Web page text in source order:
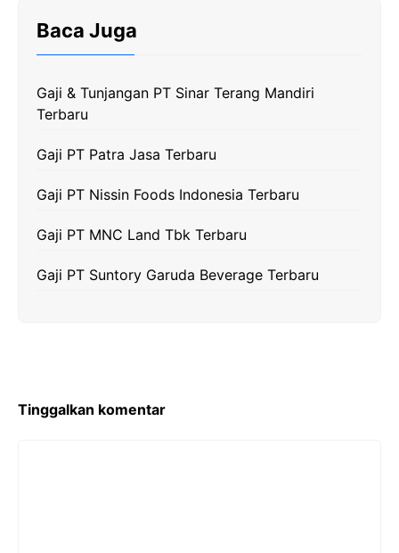
o
o
e
r
r
a
p
k
Baca Juga
Gaji & Tunjangan PT Sinar Terang Mandiri
Terbaru
Gaji PT Patra Jasa Terbaru
Gaji PT Nissin Foods Indonesia Terbaru
Gaji PT MNC Land Tbk Terbaru
Gaji PT Suntory Garuda Beverage Terbaru
Tinggalkan komentar